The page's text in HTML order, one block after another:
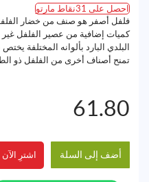
احصل على 31نقاط مارتو
فلفل أصفر هو صنف من خضار
كميات إضافية من عصير الفلفل غير
البلدي البارد بألوانه المختلفة
تمنح أصناف أخرى من الفلفل ذو
61.80
أضف إلى السلة اشترِ الآن